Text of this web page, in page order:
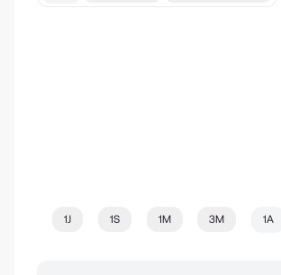
1J 1S 1M 3M 1A